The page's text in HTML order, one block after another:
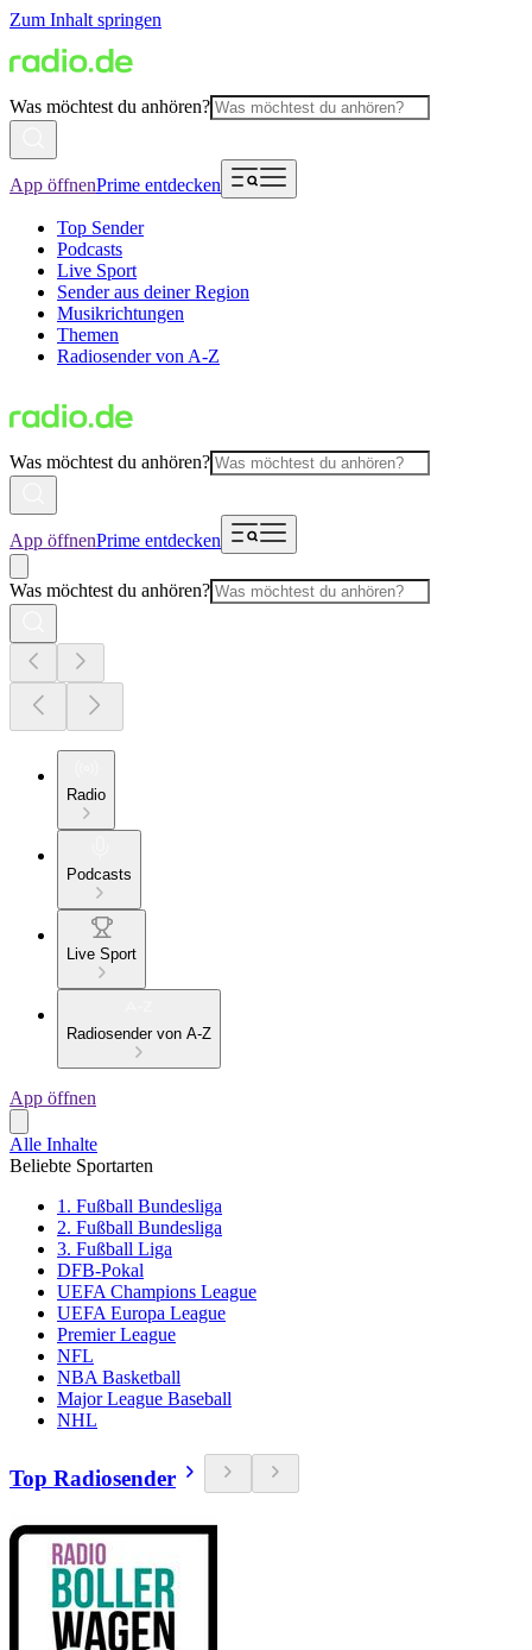
Zum Inhalt springen
Was möchtest du anhören?
App öffnenPrime entdecken
Top Sender
Podcasts
Live Sport
Sender aus deiner Region
Musikrichtungen
Themen
Radiosender von A-Z
Was möchtest du anhören?
App öffnenPrime entdecken
Was möchtest du anhören?
Radio
Podcasts
Live Sport
Radiosender von A-Z
App öffnen
Alle Inhalte
Beliebte Sportarten
1. Fußball Bundesliga
2. Fußball Bundesliga
3. Fußball Liga
DFB-Pokal
UEFA Champions League
UEFA Europa League
Premier League
NFL
NBA Basketball
Major League Baseball
NHL
Top Radiosender